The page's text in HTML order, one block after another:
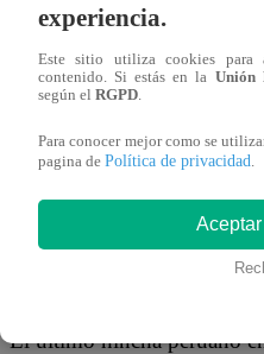
en el ganador del gran
Se trató del joven Joshua
De esta forma, contando
tentó la suerte al hacer
boleto doble al Mundial
El último hincha peruano
experiencia.
Este sitio utiliza cookies para
contenido. Si estás en la Unión
según el RGPD.
Para conocer mejor como se
pagina de Política de privacidad.